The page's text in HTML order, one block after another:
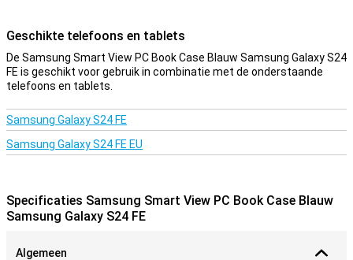
Geschikte telefoons en tablets
De Samsung Smart View PC Book Case Blauw Samsung Galaxy S24
FE is geschikt voor gebruik in combinatie met de onderstaande
telefoons en tablets.
Samsung Galaxy S24 FE
Samsung Galaxy S24 FE EU
Specificaties Samsung Smart View PC Book Case Blauw
Samsung Galaxy S24 FE
Algemeen